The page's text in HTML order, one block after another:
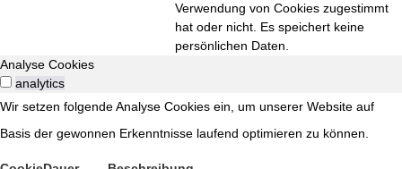
Verwendung von Cookies zugestimmt
hat oder nicht. Es speichert keine
persönlichen Daten.
Analyse Cookies
analytics
Wir setzen folgende Analyse Cookies ein, um unserer Website auf
Basis der gewonnen Erkenntnisse laufend optimieren zu können.